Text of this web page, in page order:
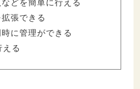
どを簡単に行える
張できる
に管理ができる
る